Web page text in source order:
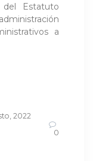
del Estatuto
a
2022
0